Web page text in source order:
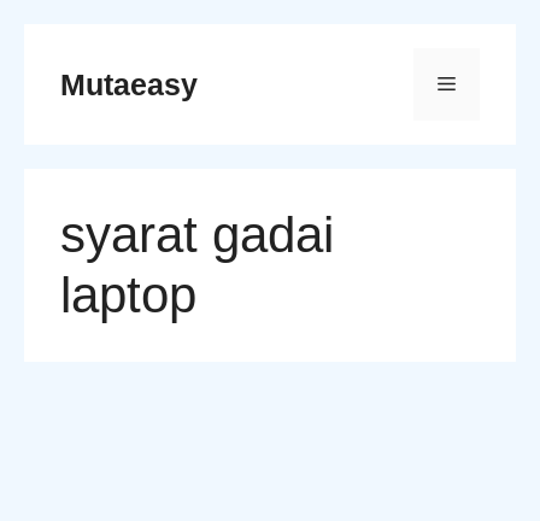
contentMutaeasy Menu
syarat gadai
laptop